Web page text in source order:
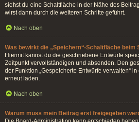
siehst du eine Schaltfläche in der Nähe des
wirst dann durch die weiteren Schritte geführt.
Nach oben
Was bewirkt die „Speichern“-Schaltfläche
Hiermit kannst du die geschriebene Entwürfe
Zeitpunkt vervollständigen und absenden. Den
der Funktion „Gespeicherte Entwürfe verwalten“
erneut laden.
Nach oben
Warum muss mein Beitrag erst freigegeben